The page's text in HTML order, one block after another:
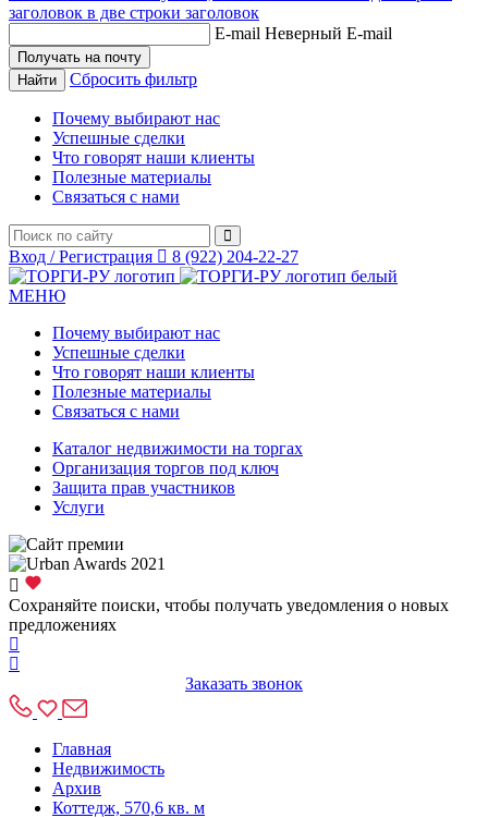
заголовок в две строки заголовок
E-mail Неверный E-mail
Сбросить фильтр
Почему выбирают нас
Успешные сделки
Что говорят наши клиенты
Полезные материалы
Связаться с нами
Вход / Регистрация 8 (922) 204-22-27
МЕНЮ
Почему выбирают нас
Успешные сделки
Что говорят наши клиенты
Полезные материалы
Связаться с нами
Каталог недвижимости на торгах
Организация торгов под ключ
Защита прав участников
Услуги
Сохраняйте поиски, чтобы получать уведомления о новых
предложениях
Заказать звонок
Главная
Недвижимость
Архив
Коттедж, 570,6 кв. м